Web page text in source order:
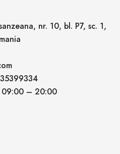
nr. 10, bl. P7, sc. 1,
09:00 – 20:00